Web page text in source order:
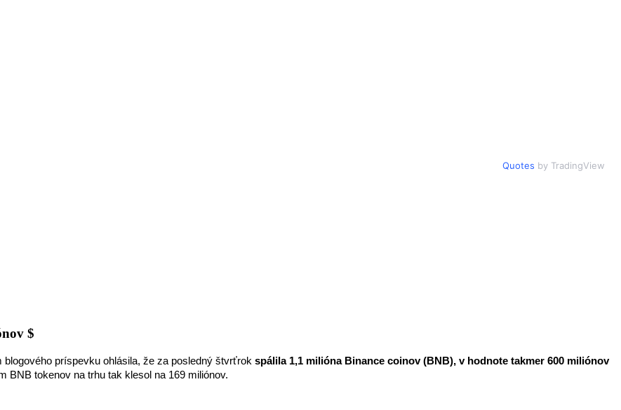
Quotes by TradingView
$
príspevku ohlásila, že za posledný štvrťrok spálila 1,1 milióna Binance coinov (BNB), v hodnote takmer 600 miliónov
BNB tokenov na trhu tak klesol na 169 miliónov.